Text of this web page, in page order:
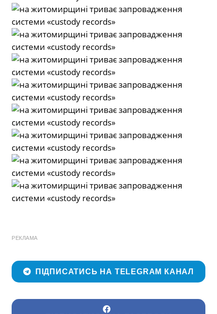
РЕКЛАМА
ПІДПИСАТИСЬ НА TELEGRAM КАНАЛ